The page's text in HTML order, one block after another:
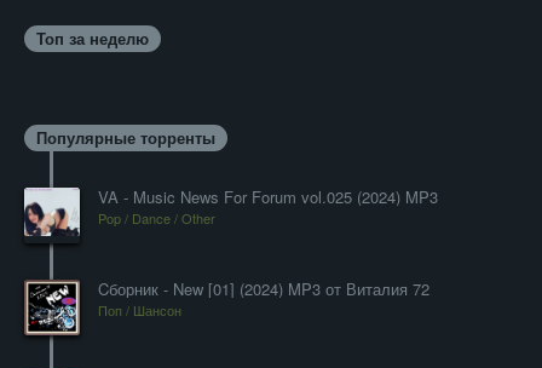
Топ за неделю
Популярные торренты
VA - Music News For Forum vol.025 (2024) MP3
Pop / Dance / Other
Cборник - New [01] (2024) MP3 от Виталия 72
Поп / Шансон